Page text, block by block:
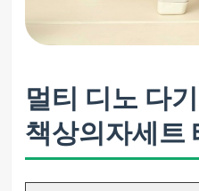
멀티 디노 다
책상의자세트